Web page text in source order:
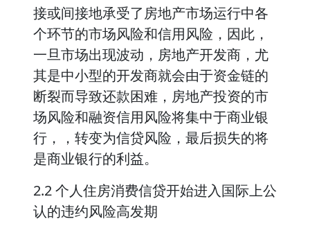
接或间接地承受了房地产市场运行中各
个环节的市场风险和信用风险，因此，
一旦市场出现波动，房地产开发商，尤
其是中小型的开发商就会由于资金链的
断裂而导致还款困难，房地产投资的市
场风险和融资信用风险将集中于商业银
行，，转变为信贷风险，最后损失的将
是商业银行的利益。
2.2 个人住房消费信贷开始进入国际上公
认的违约风险高发期